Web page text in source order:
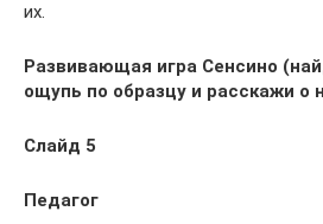
их.
Развивающая игра Сенсино
ощупь по образцу и расскажи о
Слайд 5
Педагог